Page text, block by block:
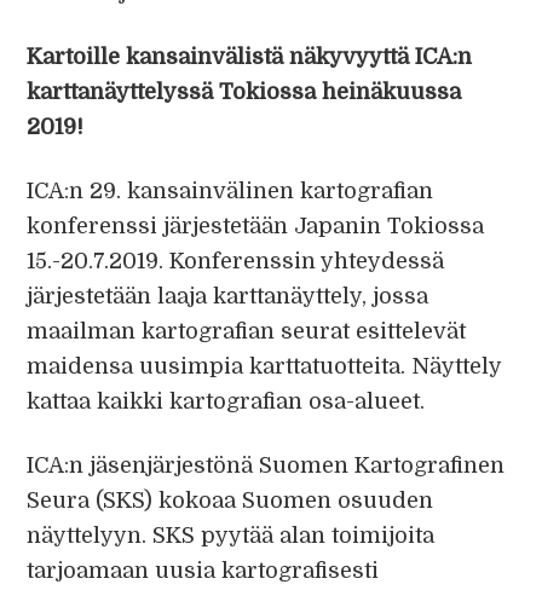
Kartoille kansainvälistä näkyvyyttä ICA:n
karttanäyttelyssä Tokiossa heinäkuussa
2019!
ICA:n 29. kansainvälinen kartografian
konferenssi järjestetään Japanin Tokiossa
15.-20.7.2019. Konferenssin yhteydessä
järjestetään laaja karttanäyttely, jossa
maailman kartografian seurat esittelevät
maidensa uusimpia karttatuotteita. Näyttely
kattaa kaikki kartografian osa-alueet.
ICA:n jäsenjärjestönä Suomen Kartografinen
Seura (SKS) kokoaa Suomen osuuden
näyttelyyn. SKS pyytää alan toimijoita
tarjoamaan uusia kartografisesti